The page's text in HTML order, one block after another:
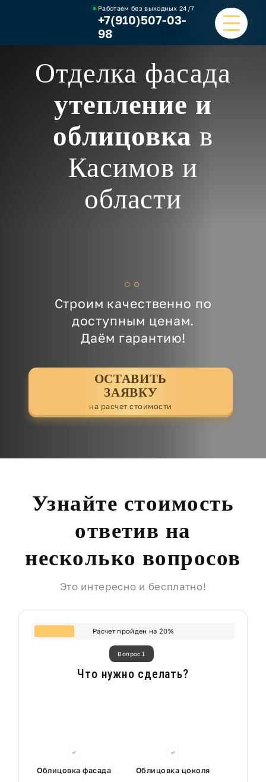
Работаем без выходных24/7
+7(910)507-03-
98
ГЛАВНАЯ
УСЛУГИ
НАШИ РАБОТЫ
Отделка фасада
утепление и
облицовка в
Касимов и
области
Строим качественно по
доступным ценам.
Даём гарантию!
ОСТАВИТЬ
ЗАЯВКУ
на расчет стоимости
Узнайте стоимость
ответив на
несколько вопросов
Это интересно и бесплатно!
Расчет пройден на 20%
Вопрос 1
Что нужно сделать?
Облицовка фасада Облицовка цоколя